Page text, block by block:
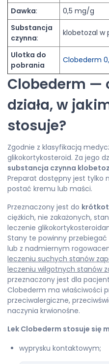
Dawka:
0,5 mg/g
Substancja
czynna:
klobetozal w
Ulotka do
pobrania
Clobederm
Clobederm —
działa, w
stosuje?
Zgodnie z klasyfikacją
glikokortykosteroid. Za jego
substancja czynna
Preparat dostępny jest tylko
postać kremu lub maści.
Przeznaczony jest do
ciężkich, nie zakażonych,
leczenie
Stany te powinny
lub z nadmiernym
leczeniu suchych stanów
leczeniu wilgotnych stanów
przeznaczony jest dla
Clobederm ma właściwości
przeciwalergiczne,
naczynia krwionośne.
Lek Clobederm stosuje się
wyprysku kontaktowym;